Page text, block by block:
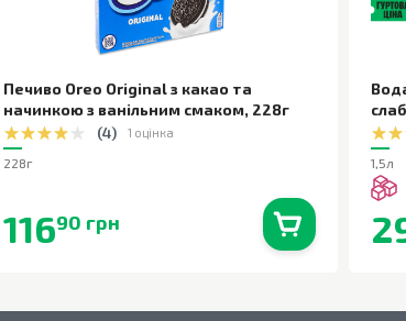
Печиво Oreo Original з какао та
начинкою з ванільним смаком, 228г
(4) 1 оцінка
228г
11690 грн
1,5л